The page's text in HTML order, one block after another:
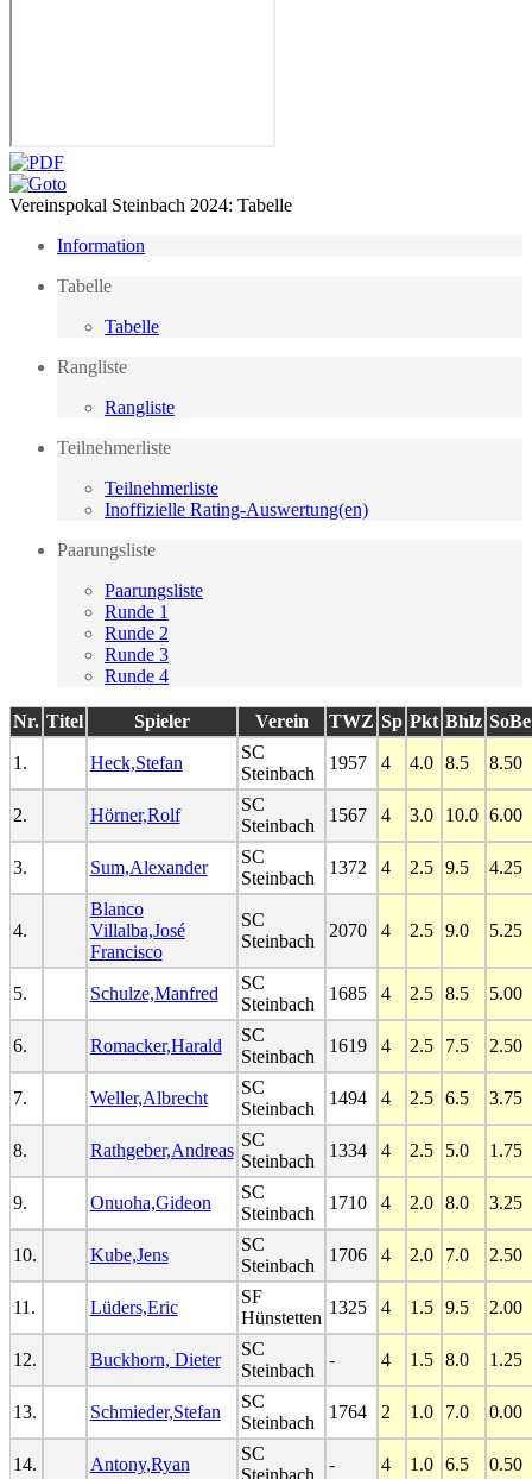
Vereinspokal Steinbach 2024: Tabelle
Information
Tabelle
Tabelle
Rangliste
Rangliste
Teilnehmerliste
Teilnehmerliste
Inoffizielle Rating-Auswertung(en)
Paarungsliste
Paarungsliste
Runde 1
Runde 2
Runde 3
Runde 4
Nr. Titel Spieler Verein TWZ Sp Pkt Bhlz SoBe
1. Heck,Stefan
SC
Steinbach
1957 4 4.0 8.5 8.50
2. Hörner,Rolf
SC
Steinbach
1567 4 3.0 10.0 6.00
3. Sum,Alexander
SC
Steinbach
1372 4 2.5 9.5 4.25
4.
Blanco
Villalba,José
Francisco
SC
Steinbach
2070 4 2.5 9.0 5.25
5. Schulze,Manfred
SC
Steinbach
1685 4 2.5 8.5 5.00
6. Romacker,Harald
SC
Steinbach
1619 4 2.5 7.5 2.50
7. Weller,Albrecht
SC
Steinbach
1494 4 2.5 6.5 3.75
8. Rathgeber,Andreas
SC
Steinbach
1334 4 2.5 5.0 1.75
9. Onuoha,Gideon
SC
Steinbach
1710 4 2.0 8.0 3.25
10. Kube,Jens
SC
Steinbach
1706 4 2.0 7.0 2.50
11. Lüders,Eric
SF
Hünstetten
1325 4 1.5 9.5 2.00
12. Buckhorn, Dieter
SC
Steinbach
- 4 1.5 8.0 1.25
13. Schmieder,Stefan
SC
Steinbach
1764 2 1.0 7.0 0.00
14. Antony,Ryan
SC
- 4 1.0 6.5 0.50